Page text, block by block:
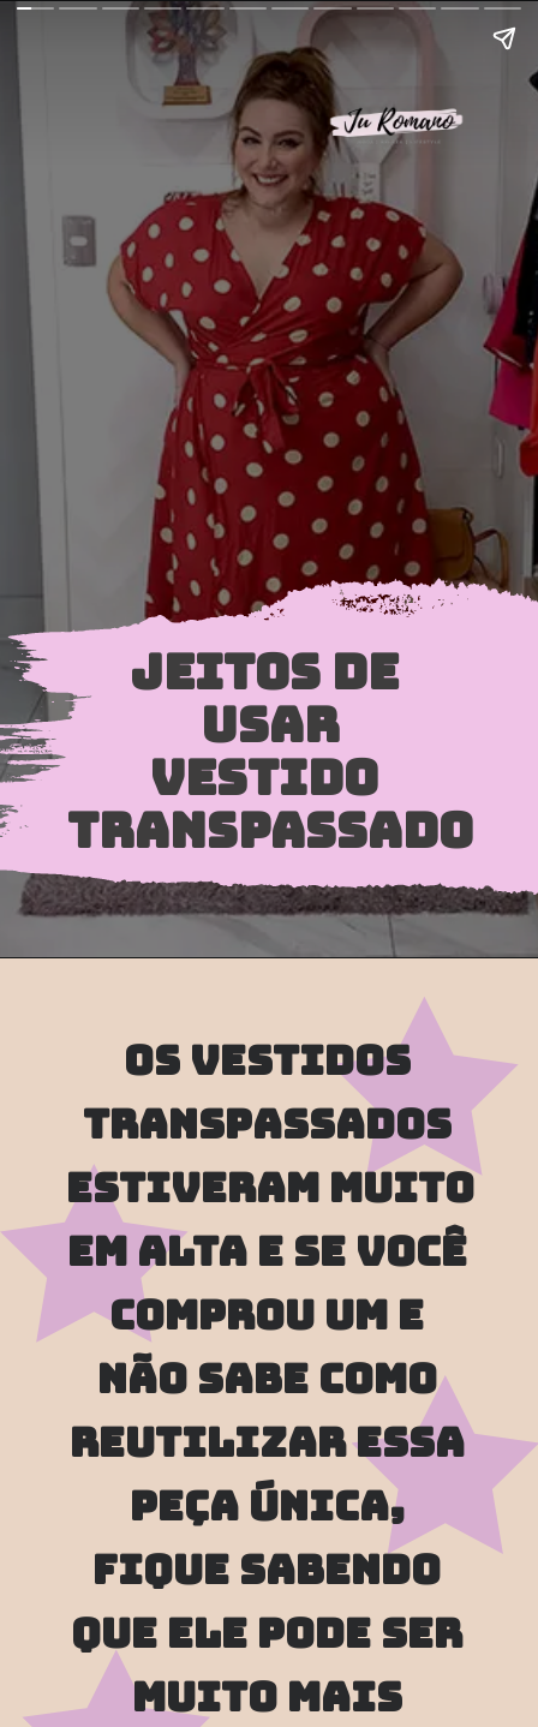
JEITOS DE
USAR
VESTIDO
TRANSPASSADO
Os vestidos
transpassados
estiveram muito
em alta e se você
comprou um e
não sabe como
reutilizar essa
peça única,
fique sabendo
que ele pode ser
MUITO mais